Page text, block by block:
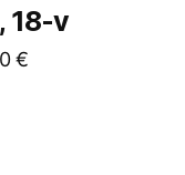
18-v
€